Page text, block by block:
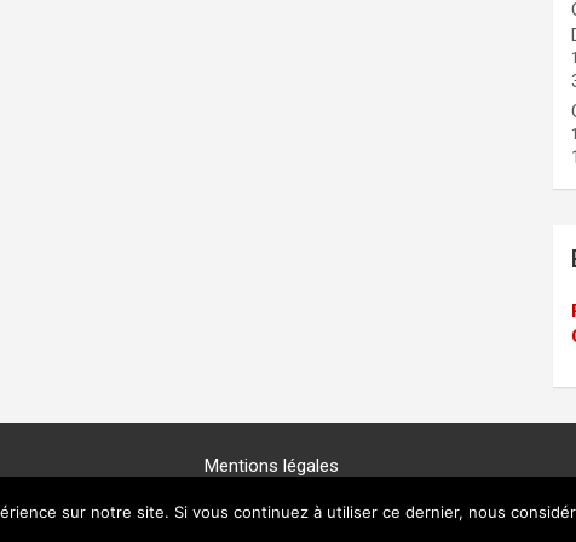
Mentions légales
Copyright © 2025 -GénéProvence
sur notre site. Si vous continuez à utiliser ce dernier, nous